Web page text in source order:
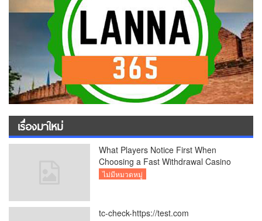
เรื่องมาใหม่
What Players Notice First When
Choosing a Fast Withdrawal Casino
UK
ไม่มีหมวดหมู่
tc-check-https://test.com